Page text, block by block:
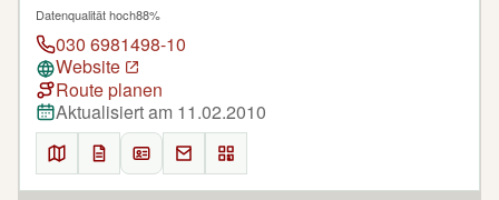
Datenqualität hoch88%
030 6981498-10
Website
Route planen
Aktualisiert am 11.02.2010